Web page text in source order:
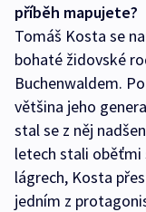
příběh mapujete?
Tomáš Kosta se
bohaté židovské
Buchenwaldem.
většina jeho
stal se z něj
letech stali oběťmi
lágrech, Kosta
jedním z